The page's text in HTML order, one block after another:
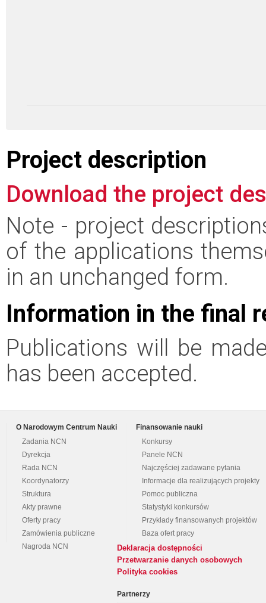
Project description
Download the project
Note - project
of the applications
in an unchanged form.
Information in the final
Publications will be
has been accepted.
O Narodowym Centrum Nauki
Zadania NCN
Dyrekcja
Rada NCN
Koordynatorzy
Struktura
Akty prawne
Oferty pracy
Zamówienia publiczne
Nagroda NCN
Finansowanie nauki
Konkursy
Panele NCN
Najczęściej zadawane pytania
Informacje dla realizujących projekty
Pomoc publiczna
Statystyki konkursów
Przykłady finansowanych projektów
Baza ofert pracy
Deklaracja dostępności
Przetwarzanie danych osobowych
Polityka cookies
Partnerzy